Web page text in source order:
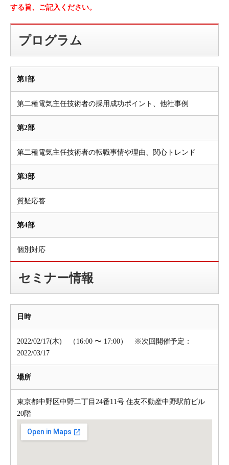
する旨、ご記入ください。
プログラム
第1部
第二種電気主任技術者の採用成功ポイント、他社事例
第2部
第二種電気主任技術者の転職事情や理由、関心トレンド
第3部
質疑応答
第4部
個別対応
セミナー情報
日時
2022/02/17(木) （16:00 〜 17:00） ※次回開催予定：
2022/03/17
場所
東京都中野区中野二丁目24番11号 住友不動産中野駅前ビル
20階